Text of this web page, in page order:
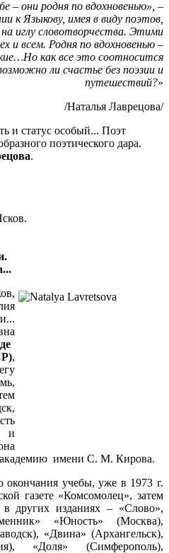
– они родня по вдохновенью», –
к Языкову, имея в виду поэтов,
иглу словотворчества. Этими
и всем. Родня по вдохновенью –
как все это соотносится
ли счастье без поэзии и
путешествий?»
/Наталья Лаврецова/
и статус особый... Поэт
поэтического дара.
.
,
и
академию имени С. М. Кирова.
окончания учебы, уже в 1973 г.
газете «Комсомолец», затем
других изданиях – «Слово»,
«Юность» (Москва),
«Двина» (Архангельск),
«Доля» (Симферополь),